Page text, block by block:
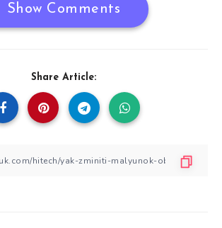
Show Comments
Share Article: